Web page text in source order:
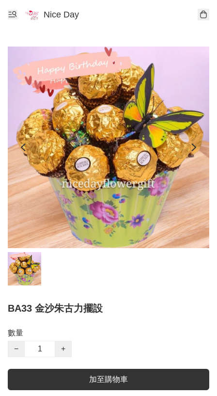
Nice Day
BA33 金沙朱古力擺設
數量
−
+
加至購物車